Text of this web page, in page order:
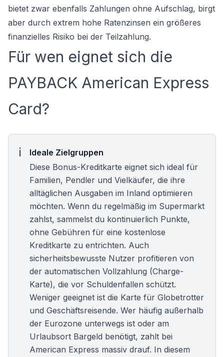
bietet zwar ebenfalls Zahlungen ohne Aufschlag, birgt
aber durch extrem hohe Ratenzinsen ein größeres
finanzielles Risiko bei der Teilzahlung.
Für wen eignet sich die
PAYBACK American Express
Card?
Ideale Zielgruppen
Diese Bonus-Kreditkarte eignet sich ideal für
Familien, Pendler und Vielkäufer, die ihre
alltäglichen Ausgaben im Inland optimieren
möchten. Wenn du regelmäßig im Supermarkt
zahlst, sammelst du kontinuierlich Punkte,
ohne Gebühren für eine kostenlose
Kreditkarte zu entrichten. Auch
sicherheitsbewusste Nutzer profitieren von
der automatischen Vollzahlung (Charge-
Karte), die vor Schuldenfallen schützt.
Weniger geeignet ist die Karte für Globetrotter
und Geschäftsreisende. Wer häufig außerhalb
der Eurozone unterwegs ist oder am
Urlaubsort Bargeld benötigt, zahlt bei
American Express massiv drauf. In diesem